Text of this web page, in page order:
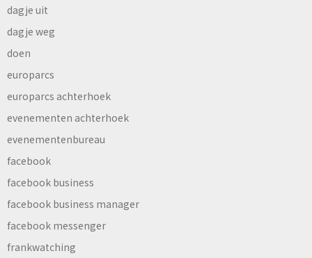
dagje uit
dagje weg
doen
europarcs
europarcs achterhoek
evenementen achterhoek
evenementenbureau
facebook
facebook business
facebook business manager
facebook messenger
frankwatching